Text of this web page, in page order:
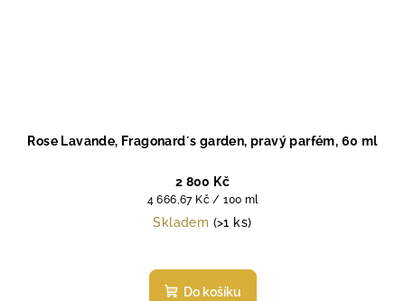
Rose Lavande, Fragonard´s garden, pravý parfém, 60 ml
2 800 Kč
Měrná
cena:
4 666,67 Kč / 100 ml
Skladem (>1 ks)
hodnocení
produktu
Do košíku